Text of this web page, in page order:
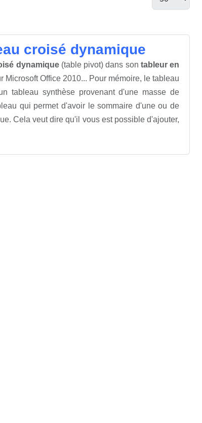
croisé dynamique
dynamique(table pivot) dans son tableur en
Office 2010... Pour mémoire, le tableau
tableau synthèse provenant d'une masse de
qui permet d'avoir le sommaire d'une ou de
Cela veut dire qu'il vous est possible d'ajouter,